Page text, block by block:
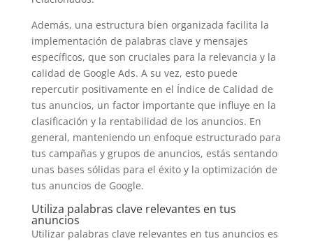
Además, una estructura bien organizada facilita la
implementación de palabras clave y mensajes
específicos, que son cruciales para la relevancia y la
calidad de Google Ads. A su vez, esto puede
repercutir positivamente en el Índice de Calidad de
tus anuncios, un factor importante que influye en la
clasificación y la rentabilidad de los anuncios. En
general, manteniendo un enfoque estructurado para
tus campañas y grupos de anuncios, estás sentando
unas bases sólidas para el éxito y la optimización de
tus anuncios de Google.
Utiliza palabras clave relevantes en tus
anuncios
Utilizar palabras clave relevantes en tus anuncios es